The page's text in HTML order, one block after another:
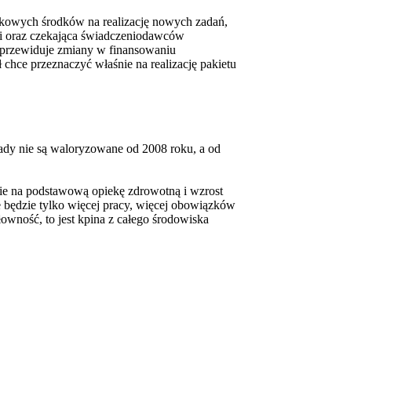
środków na realizację nowych zadań,
czekająca świadczeniodawców
zmiany w finansowaniu
przeznaczyć właśnie na realizację pakietu
nie są waloryzowane od 2008 roku, a od
na podstawową opiekę zdrowotną i wzrost
będzie tylko więcej pracy, więcej obowiązków
to jest kpina z całego środowiska